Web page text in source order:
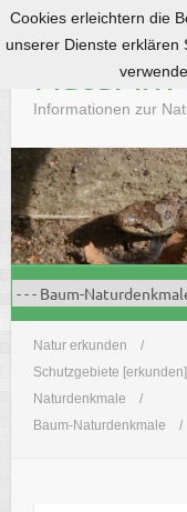
S
k
o
o
n
t
Natur
Informationen zur
Natur erkunden
Schutzgebiete [erkunden]
Naturdenkmale
Baum-Naturdenkmale
Cookies erleichtern die
unserer Dienste erklären